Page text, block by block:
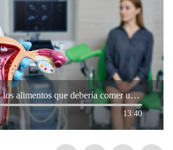
¿Cuáles son los alimentos que debería comer una paciente con miomas?
13:40